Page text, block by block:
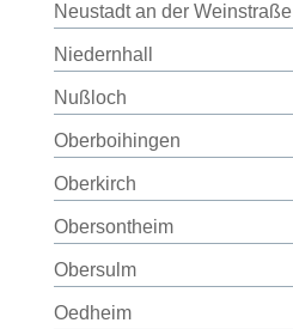
Neustadt an der Weinstraße
Niedernhall
Nußloch
Oberboihingen
Oberkirch
Obersontheim
Obersulm
Oedheim